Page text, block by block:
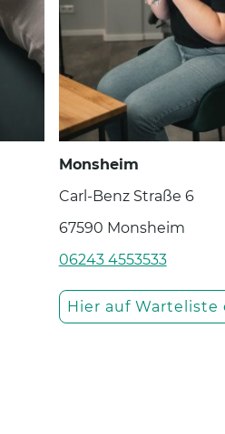
Monsheim
Carl-Benz Straße 6
67590 Monsheim
06243 4553533
Hier auf Warteliste